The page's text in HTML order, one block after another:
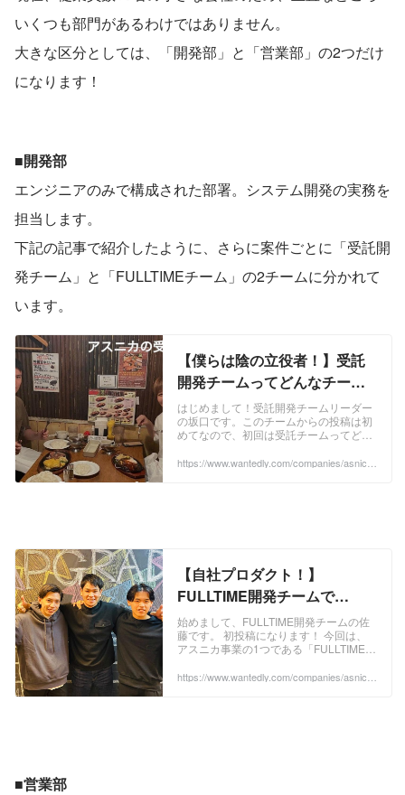
いくつも部門があるわけではありません。
大きな区分としては、「開発部」と「営業部」の2つだけ
になります！
■開発部
エンジニアのみで構成された部署。システム開発の実務を
担当します。
下記の記事で紹介したように、さらに案件ごとに「受託開
発チーム」と「FULLTIMEチーム」の2チームに分かれて
います。
【僕らは陰の立役者！】受託
開発チームってどんなチー
ム？ | アスニカ株式会社
はじめまして！受託開発チームリーダー
の坂口です。このチームからの投稿は初
めてなので、初回は受託チームってどん
ます。お気軽にお付き合いくださいま
https://www.wantedly.com/companies/asnica/
【自社プロダクト！】
FULLTIME開発チームで
す！！ | アスニカ株式会社
始めまして、FULLTIME開発チームの佐
藤です。 初投稿になります！ 今回は、
アスニカ事業の1つである「FULLTIME開
す。どんな仕事か？ どんな考え方を持っ
https://www.wantedly.com/companies/asnica/
■営業部